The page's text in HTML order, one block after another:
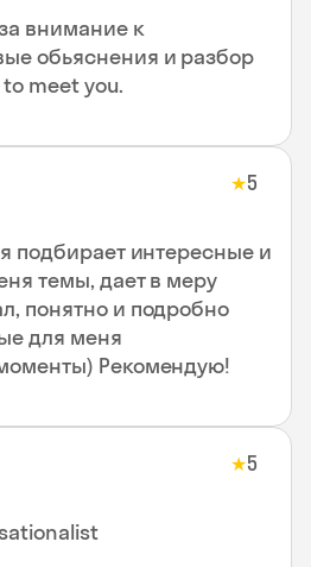
внимание к
обьяснения и разбор
meet you.
★5
подбирает интересные и
темы, дает в меру
понятно и подробно
для меня
Рекомендую!
★5